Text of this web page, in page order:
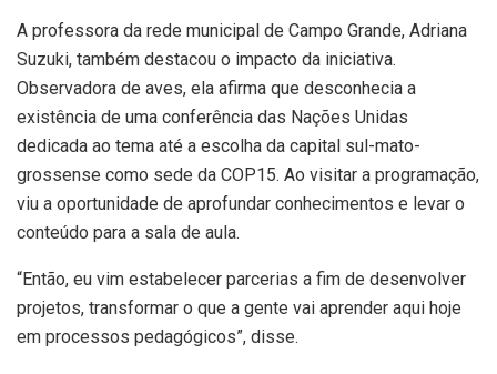
A professora da rede municipal de Campo Grande, Adriana
Suzuki, também destacou o impacto da iniciativa.
Observadora de aves, ela afirma que desconhecia a
existência de uma conferência das Nações Unidas
dedicada ao tema até a escolha da capital sul-mato-
grossense como sede da COP15. Ao visitar a programação,
viu a oportunidade de aprofundar conhecimentos e levar o
conteúdo para a sala de aula.
“Então, eu vim estabelecer parcerias a fim de desenvolver
projetos, transformar o que a gente vai aprender aqui hoje
em processos pedagógicos”, disse.